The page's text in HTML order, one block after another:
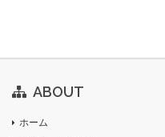
ABOUT
ホーム